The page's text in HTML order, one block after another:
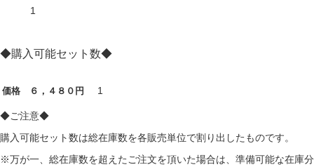
1
◆購入可能セット数◆
価格 ６，４８０円 1
◆ご注意◆
購入可能セット数は総在庫数を各販売単位で割り出したものです。
※万が一、総在庫数を超えたご注文を頂いた場合は、準備可能な在庫分